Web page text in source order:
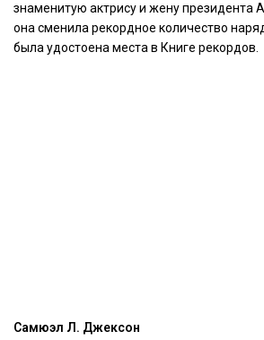
знаменитую актрису и жену президента
она сменила рекордное количество
была удостоена места в Книге рекордов.
Самюэл Л. Джексон